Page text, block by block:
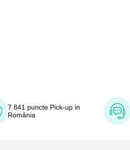
7 841 puncte Pick-up in
România